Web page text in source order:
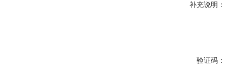
补充说明：
验证码：